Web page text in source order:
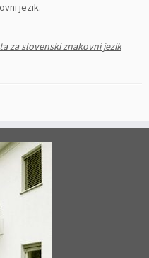
jezik.
za slovenski znakovni jezik